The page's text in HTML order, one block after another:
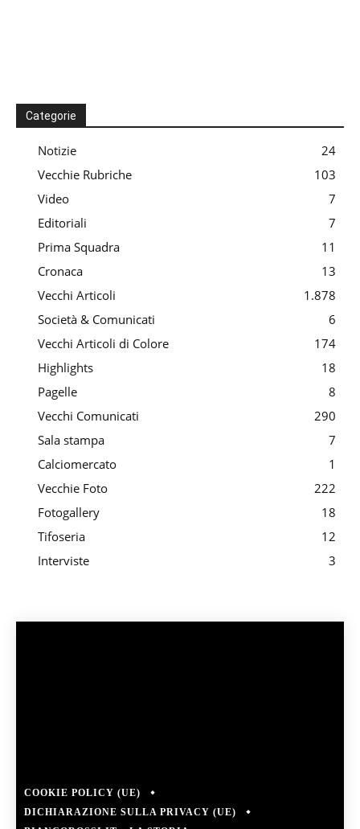
Categorie
Notizie
24
Vecchie Rubriche
103
Video
7
Editoriali
7
Prima Squadra
11
Cronaca
13
Vecchi Articoli
1.878
Società & Comunicati
6
Vecchi Articoli di Colore
174
Highlights
18
Pagelle
8
Vecchi Comunicati
290
Sala stampa
7
Calciomercato
1
Vecchie Foto
222
Fotogallery
18
Tifoseria
12
Interviste
3
COOKIE POLICY (UE)
DICHIARAZIONE SULLA PRIVACY (UE)